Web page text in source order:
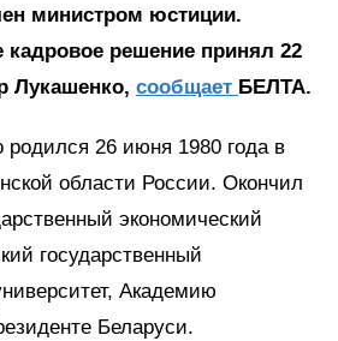
министром юстиции.
кадровое решение принял 22
Лукашенко, сообщает БЕЛТА.
родился 26 июня 1980 года в
области России. Окончил
экономический
государственный
Академию
Беларуси.